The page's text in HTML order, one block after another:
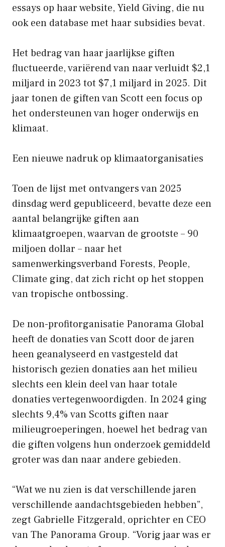
essays op haar website, Yield Giving, die nu
ook een database met haar subsidies bevat.
Het bedrag van haar jaarlijkse giften
fluctueerde, variërend van naar verluidt $2,1
miljard in 2023 tot $7,1 miljard in 2025. Dit
jaar tonen de giften van Scott een focus op
het ondersteunen van hoger onderwijs en
klimaat.
Een nieuwe nadruk op klimaatorganisaties
Toen de lijst met ontvangers van 2025
dinsdag werd gepubliceerd, bevatte deze een
aantal belangrijke giften aan
klimaatgroepen, waarvan de grootste – 90
miljoen dollar – naar het
samenwerkingsverband Forests, People,
Climate ging, dat zich richt op het stoppen
van tropische ontbossing.
De non-profitorganisatie Panorama Global
heeft de donaties van Scott door de jaren
heen geanalyseerd en vastgesteld dat
historisch gezien donaties aan het milieu
slechts een klein deel van haar totale
donaties vertegenwoordigden. In 2024 ging
slechts 9,4% van Scotts giften naar
milieugroeperingen, hoewel het bedrag van
die giften volgens hun onderzoek gemiddeld
groter was dan naar andere gebieden.
“Wat we nu zien is dat verschillende jaren
verschillende aandachtsgebieden hebben”,
zegt Gabrielle Fitzgerald, oprichter en CEO
van The Panorama Group. “Vorig jaar was er